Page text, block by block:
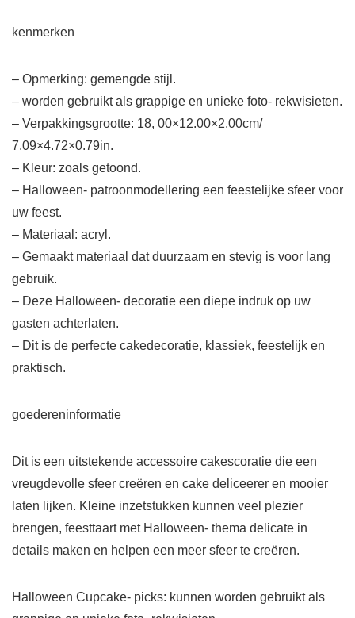
kenmerken
– Opmerking: gemengde stijl.
– worden gebruikt als grappige en unieke foto- rekwisieten.
– Verpakkingsgrootte: 18, 00×12.00×2.00cm/
7.09×4.72×0.79in.
– Kleur: zoals getoond.
– Halloween- patroonmodellering een feestelijke sfeer voor
uw feest.
– Materiaal: acryl.
– Gemaakt materiaal dat duurzaam en stevig is voor lang
gebruik.
– Deze Halloween- decoratie een diepe indruk op uw
gasten achterlaten.
– Dit is de perfecte cakedecoratie, klassiek, feestelijk en
praktisch.
goedereninformatie
Dit is een uitstekende accessoire cakescoratie die een
vreugdevolle sfeer creëren en cake deliceerer en mooier
laten lijken. Kleine inzetstukken kunnen veel plezier
brengen, feesttaart met Halloween- thema delicate in
details maken en helpen een meer sfeer te creëren.
Halloween Cupcake- picks: kunnen worden gebruikt als